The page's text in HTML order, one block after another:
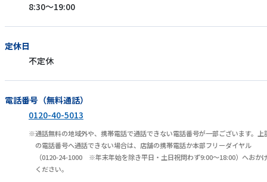
8:30～19:00
定休日
不定休
電話番号（無料通話）
0120-40-5013
通話無料の地域外や、携帯電話で通話できない電話番号が一部ございます。上
の電話番号へ通話できない場合は、店舗の携帯電話か本部フリーダイヤル
（0120-24-1000 ※年末年始を除き平日・土日祝問わず9:00～18:00）へおか
ください。